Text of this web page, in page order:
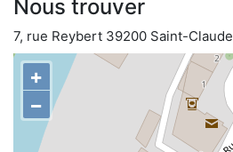
Nous trouver
7, rue Reybert 39200 Saint-Claude
+
−